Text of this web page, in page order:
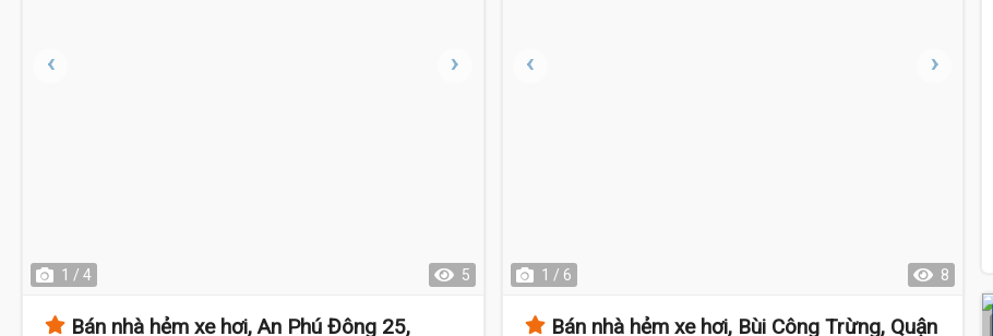
1 / 4 5
Bán nhà hẻm xe hơi, An Phú Đông 25,
1 / 6 8
Bán nhà hẻm xe hơi, Bùi Công Trừng, Quận